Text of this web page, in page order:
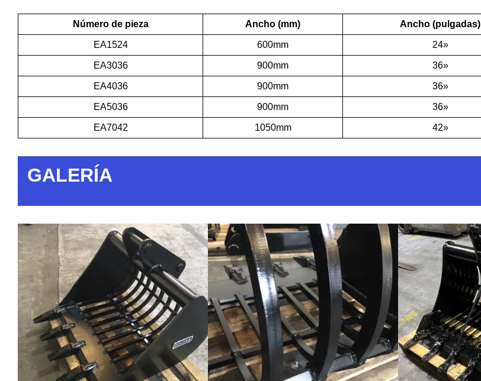
Número de pieza Ancho (mm) Ancho (pulgadas)
EA1524 600mm 24»
EA3036 900mm 36»
EA4036 900mm 36»
EA5036 900mm 36»
EA7042 1050mm 42»
GALERÍA